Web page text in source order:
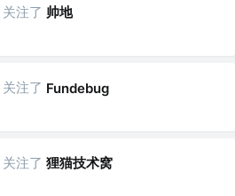
关注了 帅地
关注了 Fundebug
关注了 狸猫技术窝